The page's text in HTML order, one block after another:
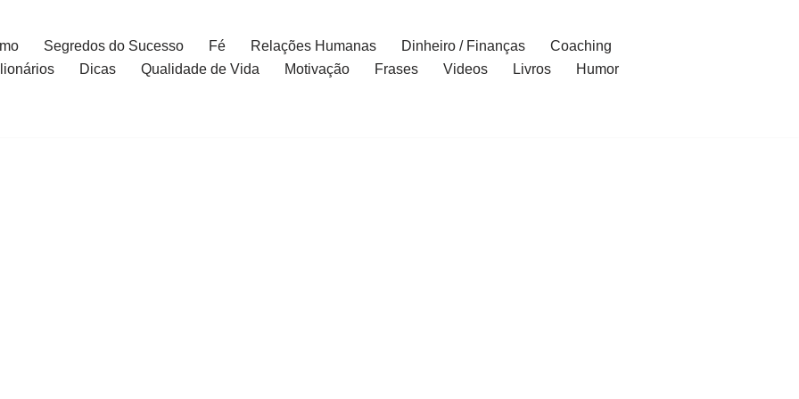
Segredos do Sucesso Fé Relações Humanas Dinheiro / Finanças
Coaching
Dicas Qualidade de Vida Motivação Frases Videos Livros
Humor